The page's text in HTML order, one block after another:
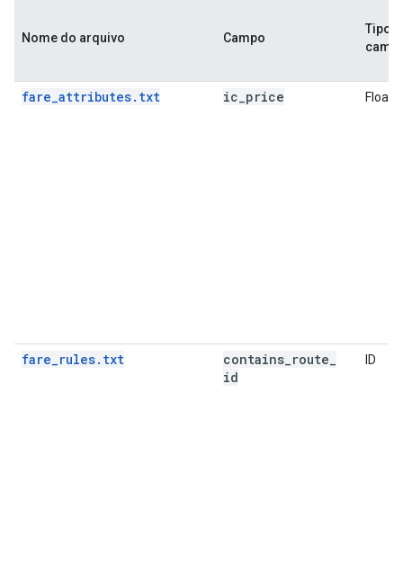
Nome do arquivo Campo
Tipo
fare_attributes.txt ic price Float
fare_rules.txt contains route
id
ID